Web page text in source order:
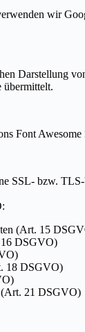
wir
Darstellung
übermittelt.
Font
SSL- bzw.
(Art. 15
DSGVO)
18 DSGVO)
(Art. 21 DSGVO)